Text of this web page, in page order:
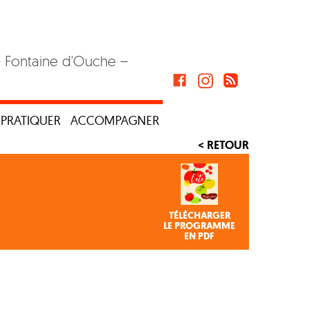
d'Ouche –
PRATIQUER ACCOMPAGNER
< RETOUR
TÉLÉCHARGER
LE PROGRAMME
EN PDF